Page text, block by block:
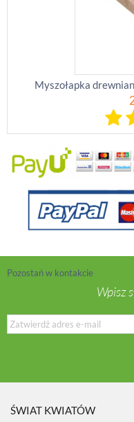
Myszołapka
Pozostań w kontakcie
Wpisz
ŚWIAT KWIATÓW